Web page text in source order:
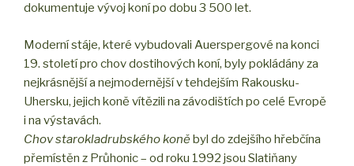
dokumentuje vývoj koní po dobu 3 500 let.
Moderní stáje, které vybudovali Auerspergové na konci
19. století pro chov dostihových koní, byly pokládány za
nejkrásnější a nejmodernější v tehdejším Rakousku-
Uhersku, jejich koně vítězili na závodištích po celé Evropě
i na výstavách.
Chov starokladrubského koněbyl do zdejšího hřebčína
přemístěn z Průhonic – od roku 1992 jsou Slatiňany